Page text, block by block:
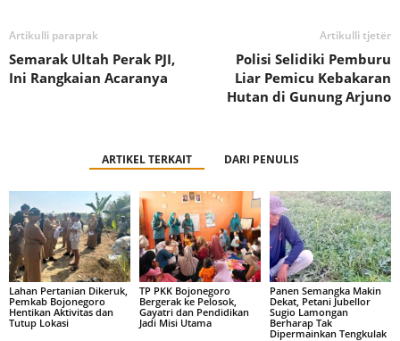
Artikulli paraprak
Semarak Ultah Perak PJI,
Ini Rangkaian Acaranya
Artikulli tjetër
Polisi Selidiki Pemburu
Liar Pemicu Kebakaran
Hutan di Gunung Arjuno
ARTIKEL TERKAIT DARI PENULIS
Lahan Pertanian Dikeruk,
Pemkab Bojonegoro
Hentikan Aktivitas dan
Tutup Lokasi
TP PKK Bojonegoro
Bergerak ke Pelosok,
Gayatri dan Pendidikan
Jadi Misi Utama
Panen Semangka Makin
Dekat, Petani Jubellor
Sugio Lamongan
Berharap Tak
Dipermainkan Tengkulak